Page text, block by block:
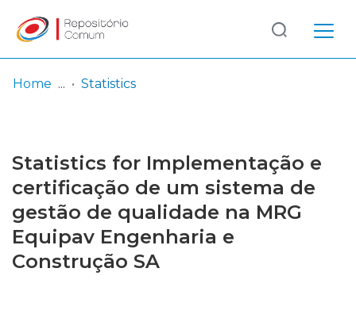
Browse repository
Entities
Log
In
(current)
Home Statistics
Statistics for Implementação e
certificação de um sistema de
gestão de qualidade na MRG
Equipav Engenharia e
Construção SA